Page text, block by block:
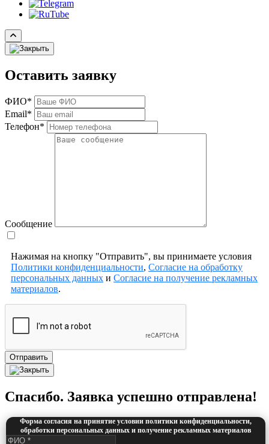
Оставить заявку
ФИО*
Email*
Телефон*
Сообщение
Нажимая на кнопку "Отправить", вы принимаете условия
Политики конфиденциальности, Согласие на обработку
персональных данных и Согласие на получение рекламных
материалов.
Отправить
Спасибо. Заявка успешно отправлена!
Форма согласия на принятие условии политики конфиденциальности,
обработки персональных данных и получение рекламных материалов